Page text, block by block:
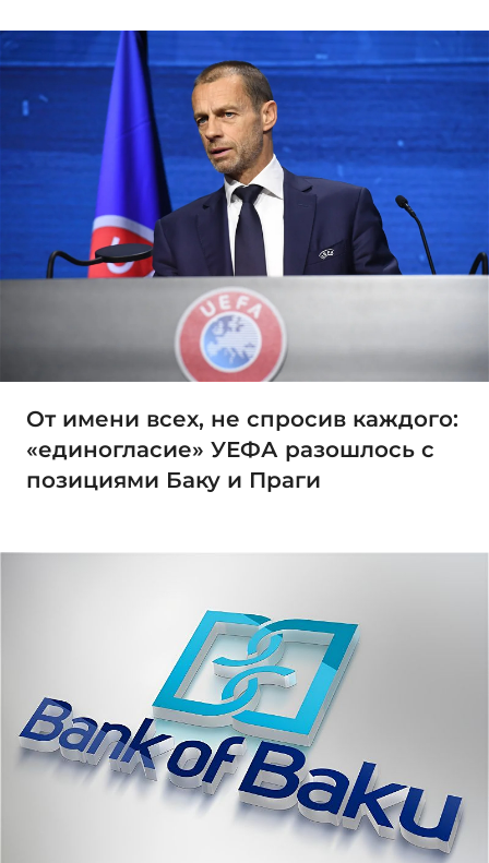
От имени всех, не спросив каждого:
«единогласие» УЕФА разошлось с
позициями Баку и Праги